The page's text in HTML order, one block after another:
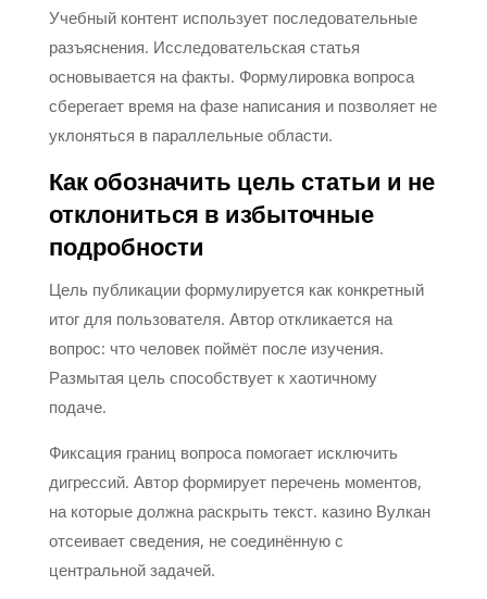
Учебный контент использует последовательные
разъяснения. Исследовательская статья
основывается на факты. Формулировка вопроса
сберегает время на фазе написания и позволяет не
уклоняться в параллельные области.
Как обозначить цель статьи и не
отклониться в избыточные
подробности
Цель публикации формулируется как конкретный
итог для пользователя. Автор откликается на
вопрос: что человек поймёт после изучения.
Размытая цель способствует к хаотичному
подаче.
Фиксация границ вопроса помогает исключить
дигрессий. Автор формирует перечень моментов,
на которые должна раскрыть текст. казино Вулкан
отсеивает сведения, не соединённую с
центральной задачей.